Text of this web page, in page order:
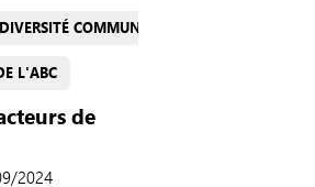
COMMUNALE
L'ABC
de
2024